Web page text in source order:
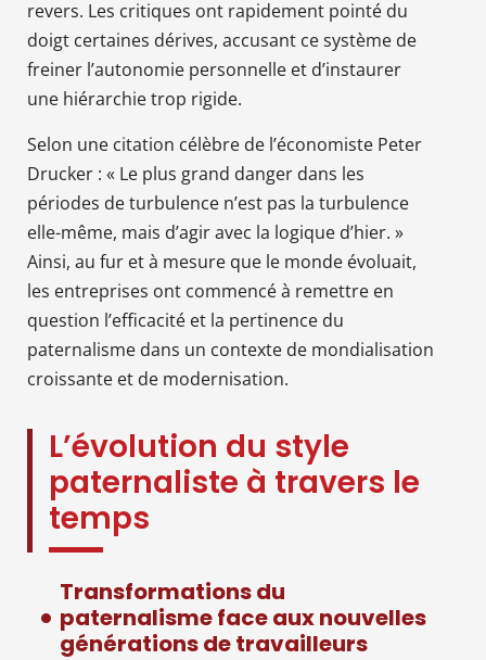
revers. Les critiques ont rapidement pointé du
doigt certaines dérives, accusant ce système de
freiner l’autonomie personnelle et d’instaurer
une hiérarchie trop rigide.
Selon une citation célèbre de l’économiste Peter
Drucker : « Le plus grand danger dans les
périodes de turbulence n’est pas la turbulence
elle-même, mais d’agir avec la logique d’hier. »
Ainsi, au fur et à mesure que le monde évoluait,
les entreprises ont commencé à remettre en
question l’efficacité et la pertinence du
paternalisme dans un contexte de mondialisation
croissante et de modernisation.
L’évolution du style
paternaliste à travers le
temps
Transformations du
paternalisme face aux nouvelles
générations de travailleurs